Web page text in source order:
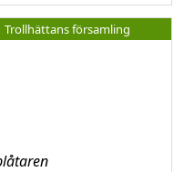
Trollhättans församling